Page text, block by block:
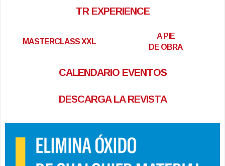
TR EXPERIENCE
MASTERCLASS XXL
A PIE
DE OBRA
CALENDARIO EVENTOS
DESCARGA LA REVISTA